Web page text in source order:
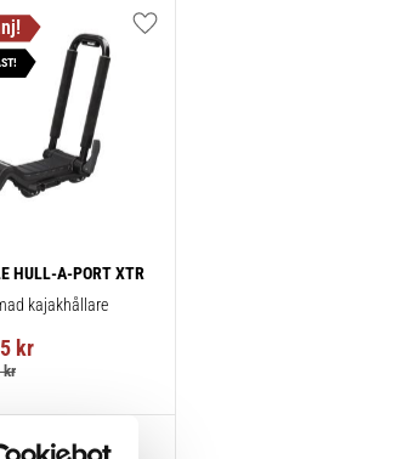
HULL-A-PORT XTR
kajakhållare
kr
kr
Lägg till i favoriter